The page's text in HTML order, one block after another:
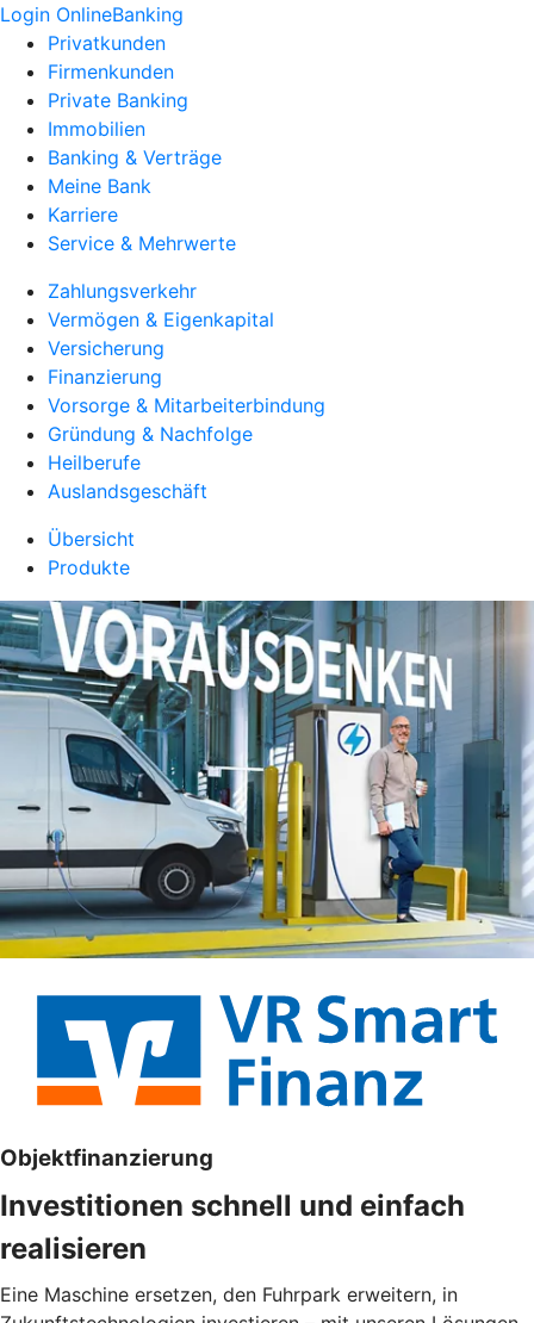
Login OnlineBanking
Privatkunden
Firmenkunden
Private Banking
Immobilien
Banking & Verträge
Meine Bank
Karriere
Service & Mehrwerte
Zahlungsverkehr
Vermögen & Eigenkapital
Versicherung
Finanzierung
Vorsorge & Mitarbeiterbindung
Gründung & Nachfolge
Heilberufe
Auslandsgeschäft
Übersicht
Produkte
Objektfinanzierung
Investitionen schnell und einfach
realisieren
Eine Maschine ersetzen, den Fuhrpark erweitern, in